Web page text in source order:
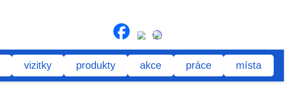
vizitky produkty akce práce místa